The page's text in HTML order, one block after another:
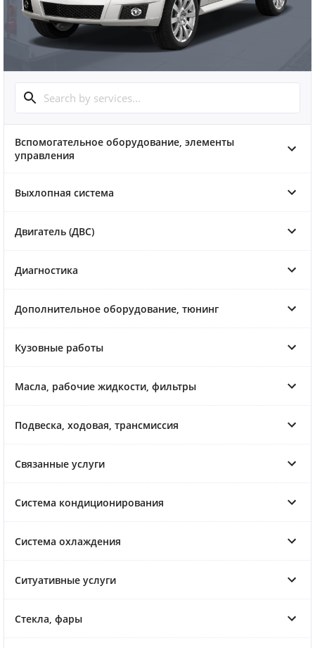
Вспомогательное оборудование, элементы
управления
Выхлопная система
Двигатель (ДВС)
Диагностика
Дополнительное оборудование, тюнинг
Кузовные работы
Масла, рабочие жидкости, фильтры
Подвеска, ходовая, трансмиссия
Связанные услуги
Система кондиционирования
Система охлаждения
Ситуативные услуги
Стекла, фары